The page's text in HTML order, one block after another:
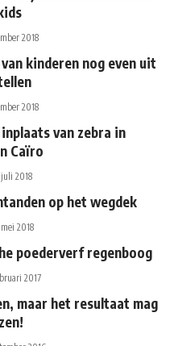
2018
kinderen nog even uit
2018
van zebra in
Caïro
2018
op het wegdek
2018
poederverf regenboog
2017
maar het resultaat mag